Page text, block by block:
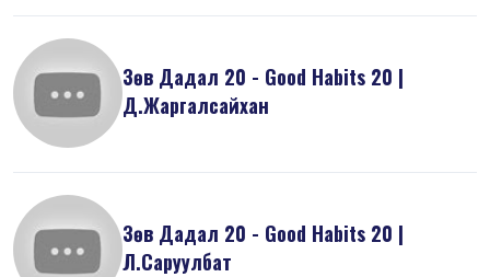
Зөв Дадал 20 - Good Habits 20 |
Д.Жаргалсайхан
Зөв Дадал 20 - Good Habits 20 |
Л.Саруулбат